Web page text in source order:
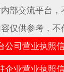
部交流平台，
仅供参考，不
公司营业执照
企业营业执照